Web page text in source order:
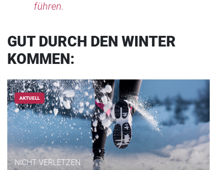
führen.
GUT DURCH DEN WINTER
KOMMEN:
AKTUELL
NICHT VERLETZEN